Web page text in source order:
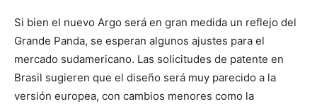
Si bien el nuevo Argo será en gran medida un reflejo del
Grande Panda, se esperan algunos ajustes para el
mercado sudamericano. Las solicitudes de patente en
Brasil sugieren que el diseño será muy parecido a la
versión europea, con cambios menores como la